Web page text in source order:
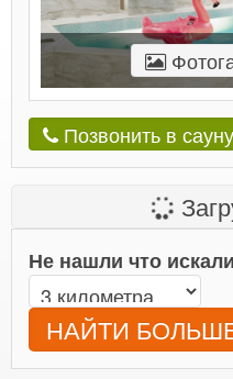
Позвонить в сауну
Не нашли что
НАЙТИ